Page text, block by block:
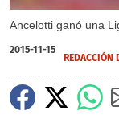
Ancelotti ganó una
2015-11-15
REDACCIÓN